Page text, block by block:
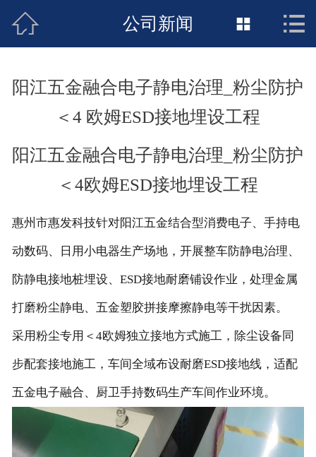
接地工程首页
新闻动态
 公司新闻  
阳江五金融合电子静电治理_粉尘防护
＜4 欧姆ESD接地埋设工程
阳江五金融合电子静电治理_粉尘防护
＜4欧姆ESD接地埋设工程
惠州市惠发科技针对阳江五金结合型消费电子、手持电
动数码、日用小电器生产场地，开展整车防静电治理、
防静电接地桩埋设、ESD接地耐磨铺设作业，处理金属
打磨粉尘静电、五金塑胶拼接摩擦静电等干扰因素。
采用粉尘专用＜4欧姆独立接地方式施工，除尘设备同
步配套接地施工，车间全域布设耐磨ESD接地线，适配
五金电子融合、厨卫手持数码生产车间作业环境。